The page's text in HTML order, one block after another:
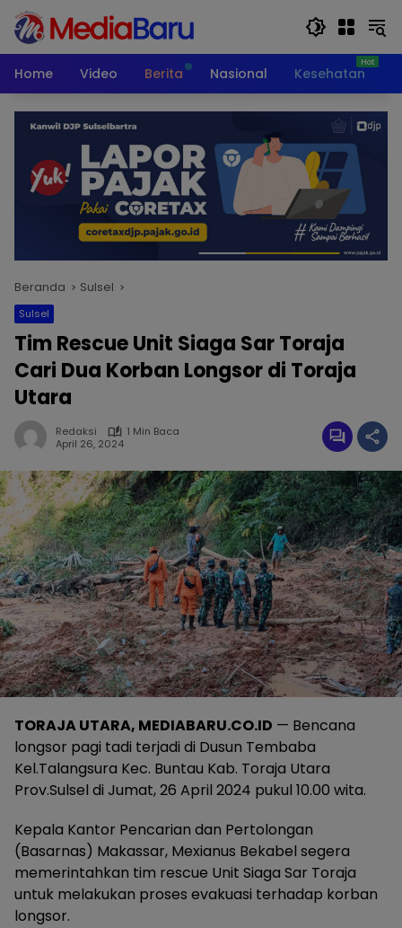
Langsung
konten
Home
Video Berita Nasional Kesehatan
Beranda Sulsel
Sulsel
Tim Rescue Unit Siaga Sar Toraja
Cari Dua Korban Longsor di Toraja
Utara
Redaksi
1 Min Baca
April 26, 2024
TORAJA UTARA, MEDIABARU.CO.ID — Bencana
longsor pagi tadi terjadi di Dusun Tembaba
Kel.Talangsura Kec. Buntau Kab. Toraja Utara
Prov.Sulsel di Jumat, 26 April 2024 pukul 10.00 wita.
Kepala Kantor Pencarian dan Pertolongan
(Basarnas) Makassar, Mexianus Bekabel segera
memerintahkan tim rescue Unit Siaga Sar Toraja
untuk melakukan proses evakuasi terhadap korban
longsor.